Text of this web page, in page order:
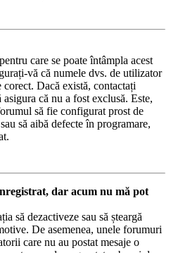
care se poate întâmpla acest
vă că numele dvs. de utilizator
Dacă există, contactați
că nu a fost exclusă. Este,
să fie configurat prost de
să aibă defecte în programare,
dar acum nu mă pot
să dezactiveze sau să șteargă
De asemenea, unele forumuri
care nu au postat mesaje o